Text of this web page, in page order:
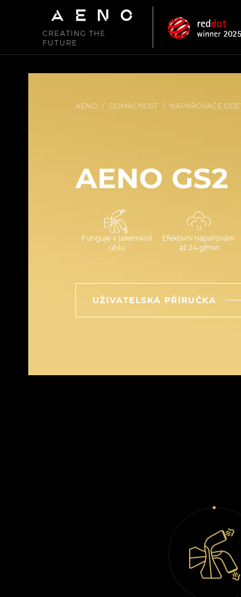
CREATING THE
FUTURE
AENO / DOMÁCNOST / NAPAŘOVAČE
AENO GS2
Funguje v jakémkoli
úhlu
Efektivní napařování:
až 24 g/min
UŽIVATELSKÁ PŘÍRUČKA